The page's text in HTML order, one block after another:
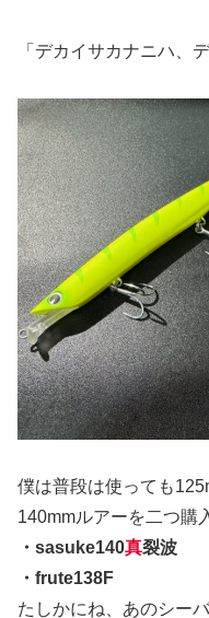
「デカイサカナニハ、
僕は普段は使っても
140mmルアーを二つ購
・sasuke140真裂波
・frute138F
たしかにね、あのシー